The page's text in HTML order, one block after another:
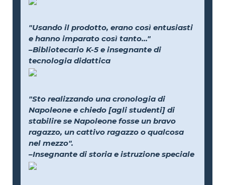
"Usando il prodotto, erano così entusiasti
e hanno imparato così tanto..."
–Bibliotecario K-5 e insegnante di
tecnologia didattica
"Sto realizzando una cronologia di
Napoleone e chiedo [agli studenti] di
stabilire se Napoleone fosse un bravo
ragazzo, un cattivo ragazzo o qualcosa
nel mezzo".
–Insegnante di storia e istruzione speciale